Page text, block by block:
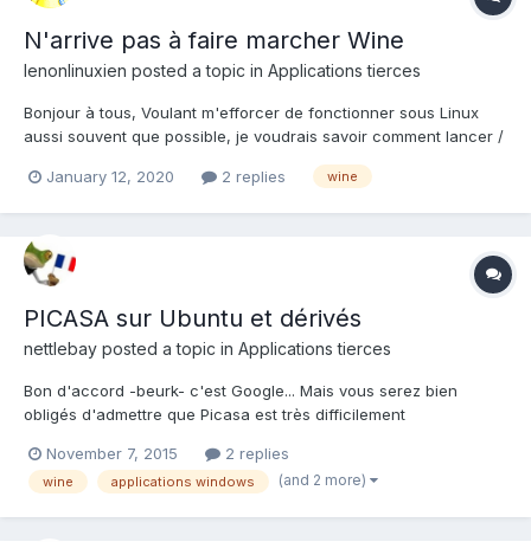
N'arrive pas à faire marcher Wine
lenonlinuxien posted a topic in Applications tierces
Bonjour à tous, Voulant m'efforcer de fonctionner sous Linux
aussi souvent que possible, je voudrais savoir comment lancer /
d'Applications et ai installé Wine, il est donc dans l'onglet
January 12, 2020 2 replies wine
PICASA sur Ubuntu et dérivés
nettlebay posted a topic in Applications tierces
Bon d'accord -beurk- c'est Google... Mais vous serez bien
obligés d'admettre que Picasa est très difficilement
pour Linux, mais ça date pas mal et je vous déconseille
d'essayer de l'installer. La version Windows fonctionne très...
November 7, 2015 2 replies
wine applications windows (and 2 more)